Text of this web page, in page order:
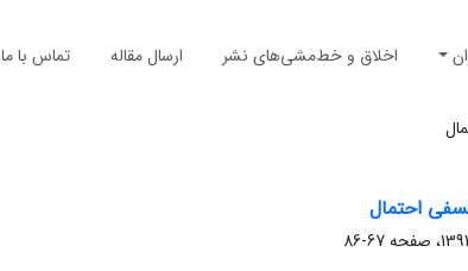
اخلاق و خط‌مشی‌های نشر ارسال مقاله تماس با ما
احتمال
67-86